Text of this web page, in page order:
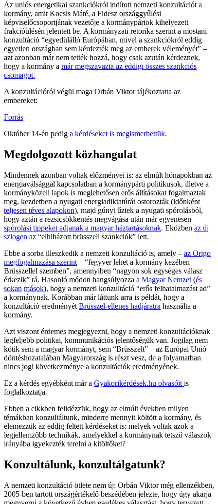
Az uniós energetikai szankciókról indított nemzeti konzultációt a
kormány, amit Kocsis Máté, a Fidesz országgyűlési
képviselőcsoportjának vezetője a kormánypártok kihelyezett
frakcióülésén jelentett be. A kormányzati retorika szerint a mostani
konzultáció “egyedülálló Európában, mivel a szankciókról eddig
egyetlen országban sem kérdezték meg az emberek véleményét” –
azt azonban már nem tették hozzá, hogy csak azután kérdeznek,
hogy a kormány a már megszavazta az eddigi összes szankciós
csomagot.
A konzultációról végül maga Orbán Viktor tájékoztatta az
embereket:
Forrás
Október 14-én pedig a kérdéseket is megismerhettük.
Megdolgozott közhangulat
Mindennek azonban voltak előzményei is: az elmúlt hónapokban az
energiaválsággal kapcsolatban a kormánypárti politikusok, illetve a
kormányközeli lapok is meglehetősen erős állításokat fogalmaztak
meg, kezdetben a nyugati energiadiktatúrát ostorozták (időnként
teljesen téves alapokon), majd gúnyt űztek a nyugati spórolásból,
hogy aztán a rezsicsökkentés megvágása után már egyenesen
spórolási tippeket adjanak a magyar háztartásoknak. Eközben az új
szlogen az “elhibázott brüsszeli szankciók” lett.
Ebbe a sorba illeszkedik a nemzeti konzultáció is, amely – az Origo
megfogalmazása szerint – “fegyver lehet a kormány kezében
Brüsszellel szemben”, amennyiben “nagyon sok egységes válasz
érkezik” rá. Hasonló módon hangsúlyozza a Magyar Nemzet (és
sokan mások), hogy a nemzeti konzultáció “erős felhatalmazást ad”
a kormánynak. Korábban már láttunk arra is példát, hogy a
konzultáció eredményét Brüsszel-ellenes hadjáratra használta a
kormány.
Azt viszont érdemes megjegyezni, hogy a nemzeti konzultációknak
legfeljebb politikai, kommunikációs jelentőségük van. Jogilag nem
kötik sem a magyar kormányt, sem “Brüsszelt” – az Európai Unió
döntéshozatalában Magyarország is részt vesz, de a folyamatban
nincs jogi következménye a konzultációk eredményének.
Ez a kérdés egyébként már a Gyakorikérdések.hu olvasóit is
foglalkoztatja.
Ebben a cikkben felidézzük, hogy az elmúlt években milyen
témákban konzultáltunk, minderre mennyit költött a kormány, és
elemezzük az eddig feltett kérdéseket is: melyek voltak azok a
legjellemzőbb technikák, amelyekkel a kormánynak tetsző válaszok
irányába igyekezték terelni a kitöltőket?
Konzultálunk, konzultálgatunk?
A nemzeti konzultáció ötlete nem új: Orbán Viktor még ellenzékben,
2005-ben tartott országértékelő beszédében jelezte, hogy úgy akarja